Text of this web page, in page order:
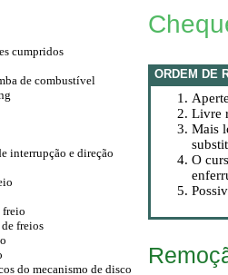
cumpridos
de combustível
interrupção e direção
freio
freios
do mecanismo de disco
ORDEM DE
Livre
Mais
O